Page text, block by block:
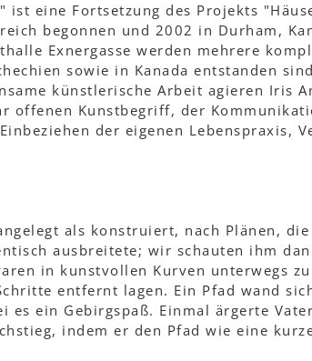
ist eine Fortsetzung des Projekts
begonnen und 2002 in Durham,
Exnergasse werden mehrere
sowie in Kanada entstanden
künstlerische Arbeit agieren Iris
offenen Kunstbegriff, der
der eigenen Lebenspraxis,
als konstruiert, nach Plänen, die
ausbreitete; wir schauten ihm
in kunstvollen Kurven unterwegs zu
entfernt lagen. Ein Pfad wand
es ein Gebirgspaß. Einmal ärgerte
indem er den Pfad wie eine